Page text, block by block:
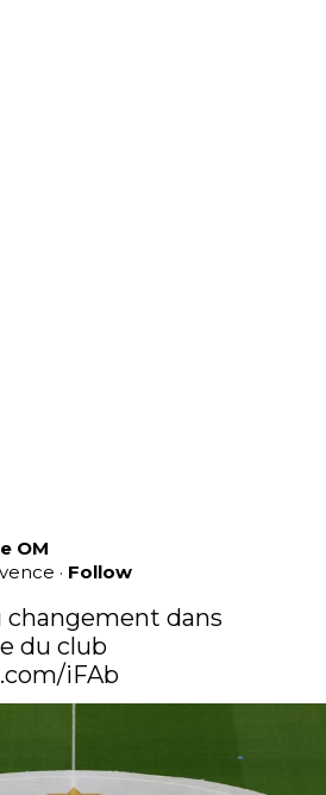
OM
· Follow
changement dans
du club
iFAb